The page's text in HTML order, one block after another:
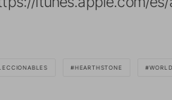
HEARTHSTONE